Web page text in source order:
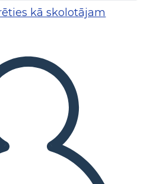
kā skolotājam